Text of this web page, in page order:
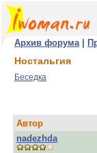
Архив форума|
Ностальгия
Беседка
Автор
nadezhda